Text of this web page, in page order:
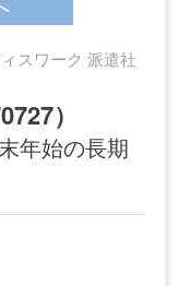
スワーク 派遣社
）
年始の長期